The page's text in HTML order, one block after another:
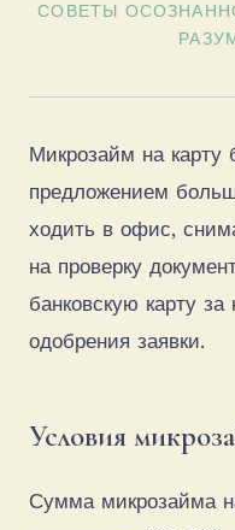
СОВЕТЫ
Микрозайм на карту
предложением
ходить в офис,
на проверку
банковскую карту
одобрения заявки.
Условия
Сумма микрозайма